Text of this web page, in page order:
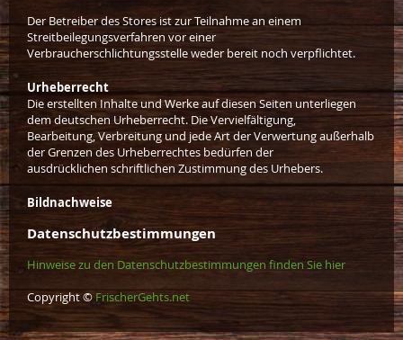
Der Betreiber des Stores ist zur Teilnahme an einem
Streitbeilegungsverfahren vor einer
Verbraucherschlichtungsstelle weder bereit noch verpflichtet.
Urheberrecht
Die erstellten Inhalte und Werke auf diesen Seiten unterliegen
dem deutschen Urheberrecht. Die Vervielfältigung,
Bearbeitung, Verbreitung und jede Art der Verwertung außerhalb
der Grenzen des Urheberrechtes bedürfen der
ausdrücklichen schriftlichen Zustimmung des Urhebers.
Bildnachweise
Datenschutzbestimmungen
Hinweise zu den Datenschutzbestimmungen finden Sie hier
Copyright ©FrischerGehts.net